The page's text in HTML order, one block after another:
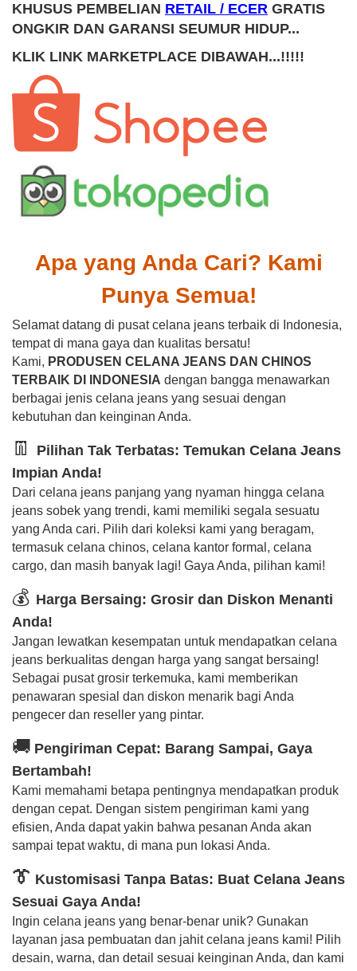
KHUSUS PEMBELIAN RETAIL / ECER GRATIS
ONGKIR DAN GARANSI SEUMUR HIDUP...
KLIK LINK MARKETPLACE DIBAWAH...!!!!!
Apa yang Anda Cari? Kami
Punya Semua!
Selamat datang di pusat celana jeans terbaik di Indonesia,
tempat di mana gaya dan kualitas bersatu!
Kami, PRODUSEN CELANA JEANS DAN CHINOS
TERBAIK DI INDONESIA dengan bangga menawarkan
berbagai jenis celana jeans yang sesuai dengan
kebutuhan dan keinginan Anda.
👖
Pilihan Tak Terbatas: Temukan Celana Jeans
Impian Anda!
Dari celana jeans panjang yang nyaman hingga celana
jeans sobek yang trendi, kami memiliki segala sesuatu
yang Anda cari. Pilih dari koleksi kami yang beragam,
termasuk celana chinos, celana kantor formal, celana
cargo, dan masih banyak lagi! Gaya Anda, pilihan kami!
💰 Harga Bersaing: Grosir dan Diskon Menanti
Anda!
Jangan lewatkan kesempatan untuk mendapatkan celana
jeans berkualitas dengan harga yang sangat bersaing!
Sebagai pusat grosir terkemuka, kami memberikan
penawaran spesial dan diskon menarik bagi Anda
pengecer dan reseller yang pintar.
🚚 Pengiriman Cepat: Barang Sampai, Gaya
Bertambah!
Kami memahami betapa pentingnya mendapatkan produk
dengan cepat. Dengan sistem pengiriman kami yang
efisien, Anda dapat yakin bahwa pesanan Anda akan
sampai tepat waktu, di mana pun lokasi Anda.
👔 Kustomisasi Tanpa Batas: Buat Celana Jeans
Sesuai Gaya Anda!
Ingin celana jeans yang benar-benar unik? Gunakan
layanan jasa pembuatan dan jahit celana jeans kami! Pilih
desain, warna, dan detail sesuai keinginan Anda, dan kami